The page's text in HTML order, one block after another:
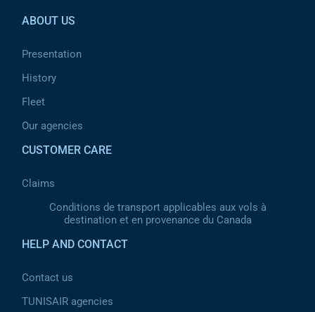
ABOUT US
Presentation
History
Fleet
Our agencies
CUSTOMER CARE
Claims
Conditions de transport applicables aux vols à
destination et en provenance du Canada
HELP AND CONTACT
Contact us
TUNISAIR agencies